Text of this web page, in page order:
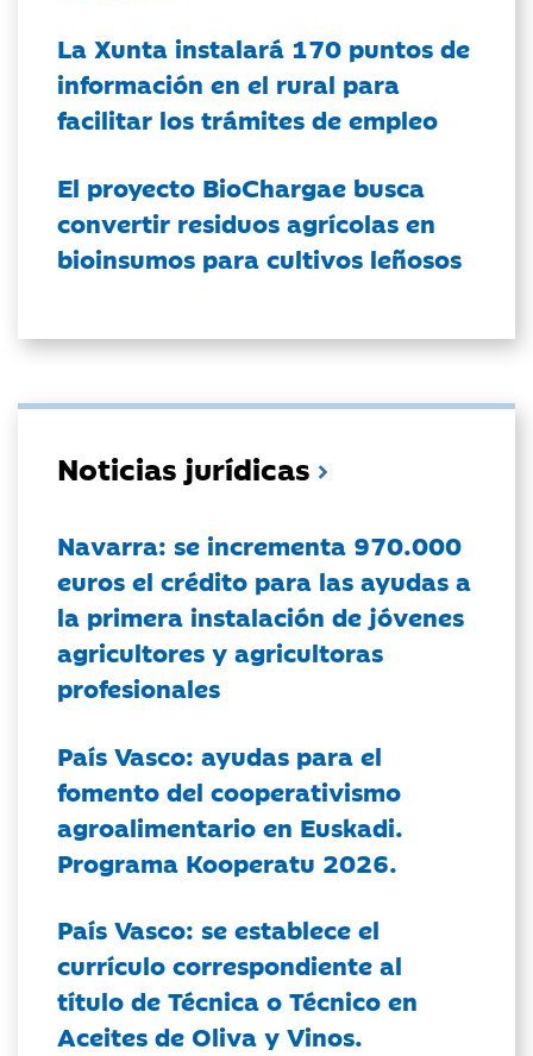
La Xunta instalará 170 puntos de
información en el rural para
facilitar los trámites de empleo
El proyecto BioChargae busca
convertir residuos agrícolas en
bioinsumos para cultivos leñosos
Noticias jurídicas
Navarra: se incrementa 970.000
euros el crédito para las ayudas a
la primera instalación de jóvenes
agricultores y agricultoras
profesionales
País Vasco: ayudas para el
fomento del cooperativismo
agroalimentario en Euskadi.
Programa Kooperatu 2026.
País Vasco: se establece el
currículo correspondiente al
título de Técnica o Técnico en
Aceites de Oliva y Vinos.